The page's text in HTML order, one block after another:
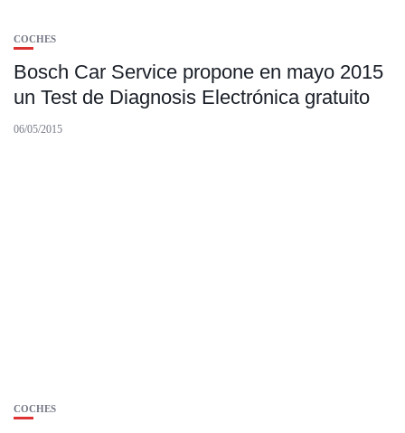
COCHES
Bosch Car Service propone en mayo 2015
un Test de Diagnosis Electrónica gratuito
06/05/2015
COCHES